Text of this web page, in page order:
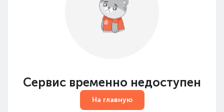
Сервис временно недоступен
На главную